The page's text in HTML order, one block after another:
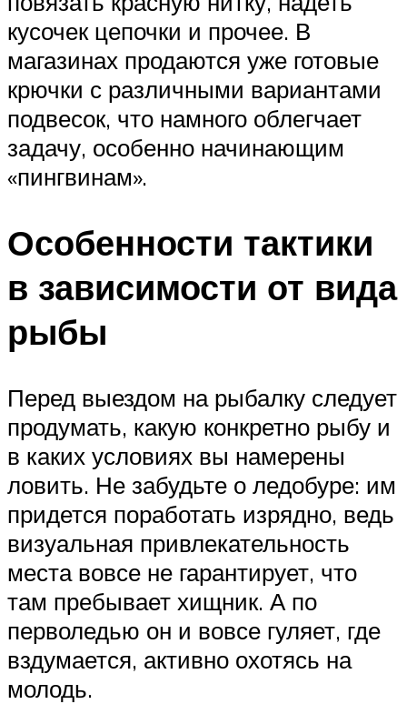
кусочек цепочки и прочее. В
магазинах продаются уже готовые
крючки с различными вариантами
подвесок, что намного облегчает
задачу, особенно начинающим
«пингвинам».
Особенности тактики
в зависимости от вида
рыбы
Перед выездом на рыбалку следует
продумать, какую конкретно рыбу и
в каких условиях вы намерены
ловить. Не забудьте о ледобуре: им
придется поработать изрядно, ведь
визуальная привлекательность
места вовсе не гарантирует, что
там пребывает хищник. А по
перволедью он и вовсе гуляет, где
вздумается, активно охотясь на
молодь.